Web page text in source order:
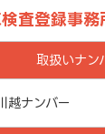
査登録事務
取扱いナン
越ナンバー